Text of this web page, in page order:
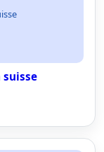
suisse